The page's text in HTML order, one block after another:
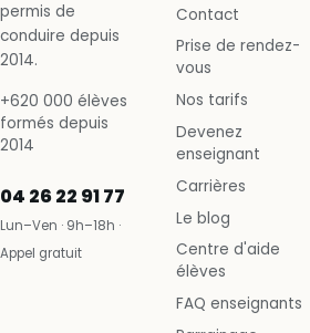
permis de
conduire depuis
2014.
+620 000 élèves
formés depuis
2014
04 26 22 91 77
Lun–Ven · 9h–18h ·
Appel gratuit
Contact
Prise de rendez-
vous
Nos tarifs
Devenez
enseignant
Carrières
Le blog
Centre d'aide
élèves
FAQ enseignants